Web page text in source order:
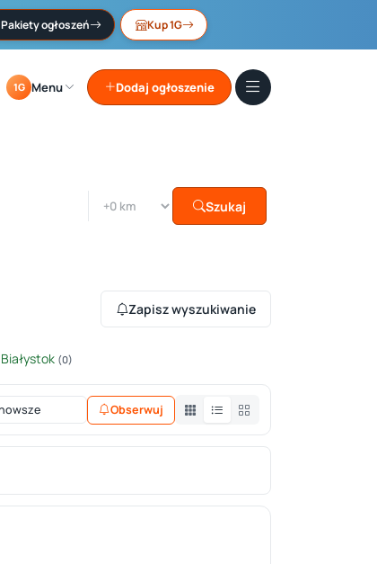
Pakiety ogłoszeń Kup 1G
1G Menu Dodaj ogłoszenie
Szukaj
Zapisz wyszukiwanie
Białystok (0)
Obserwuj